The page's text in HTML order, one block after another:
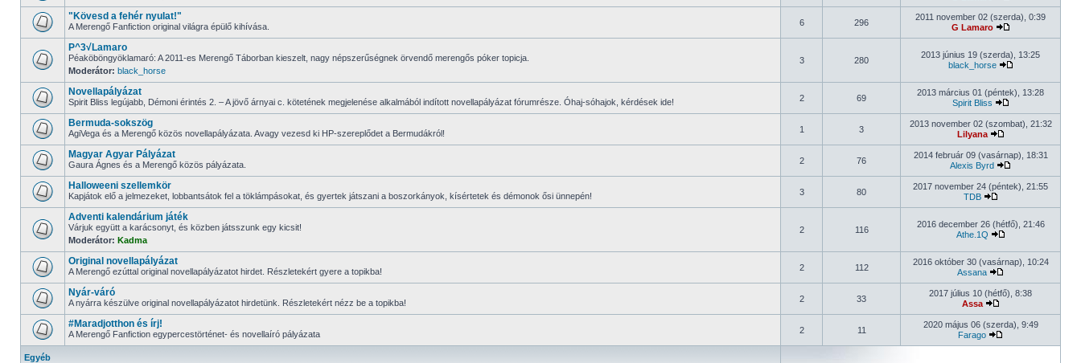
"Kövesd a fehér nyulat!"
A Merengő Fanfiction original világra épülő kihívása. 6 296
2011 november 02 (szerda), 0:39
G Lamaro
P^3√Lamaro
Péaköböngyöklamaró: A 2011-es Merengő Táborban kieszelt, nagy népszerűségnek örvendő merengős póker topicja.
Moderátor: black_horse
3 280
2013 június 19 (szerda), 13:25
black_horse
Novellapályázat
Spirit Bliss legújabb, Démoni érintés 2. – A jövő árnyai c. kötetének megjelenése alkalmából indított novellapályázat fórumrésze. Óhaj-sóhajok, kérdések ide! 2 69
2013 március 01 (péntek), 13:28
Spirit Bliss
Bermuda-sokszög
AgiVega és a Merengő közös novellapályázata. Avagy vezesd ki HP-szereplődet a Bermudákról! 1 3
2013 november 02 (szombat), 21:32
Lilyana
Magyar Agyar Pályázat
Gaura Ágnes és a Merengő közös pályázata. 2 76
2014 február 09 (vasárnap), 18:31
Alexis Byrd
Halloweeni szellemkör
Kapjátok elő a jelmezeket, lobbantsátok fel a töklámpásokat, és gyertek játszani a boszorkányok, kísértetek és démonok ősi ünnepén! 3 80
2017 november 24 (péntek), 21:55
TDB
Adventi kalendárium játék
Várjuk együtt a karácsonyt, és közben játsszunk egy kicsit!
Moderátor: Kadma
2 116
2016 december 26 (hétfő), 21:46
Athe.1Q
Original novellapályázat
A Merengő ezúttal original novellapályázatot hirdet. Részletekért gyere a topikba! 2 112
2016 október 30 (vasárnap), 10:24
Assana
Nyár-váró
A nyárra készülve original novellapályázatot hirdetünk. Részletekért nézz be a topikba! 2 33
2017 július 10 (hétfő), 8:38
Assa
#Maradjotthon és írj!
A Merengő Fanfiction egypercestörténet- és novellaíró pályázata 2 11
2020 május 06 (szerda), 9:49
Farago
Egyéb